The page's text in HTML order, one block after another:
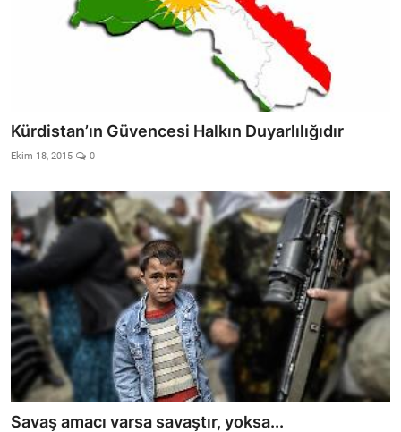
Kürdistan’ın Güvencesi Halkın Duyarlılığıdır
Ekim 18, 2015 0
Savaş amacı varsa savaştır, yoksa...